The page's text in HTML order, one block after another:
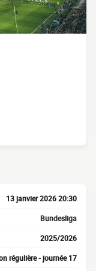
13 janvier 2026 20:30
Bundesliga
2025/2026
régulière - journée 17